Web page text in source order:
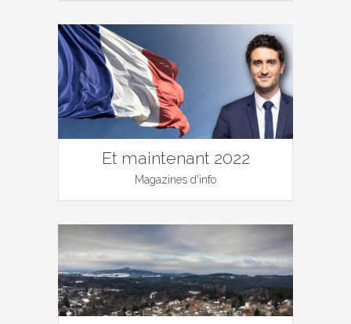
Et maintenant 2022
Magazines d'info